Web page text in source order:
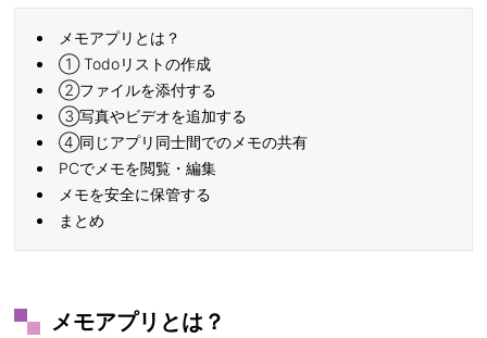
メモアプリとは？
① Todoリストの作成
②ファイルを添付する
③写真やビデオを追加する
④同じアプリ同士間でのメモの共有
PCでメモを閲覧・編集
メモを安全に保管する
まとめ
メモアプリとは？